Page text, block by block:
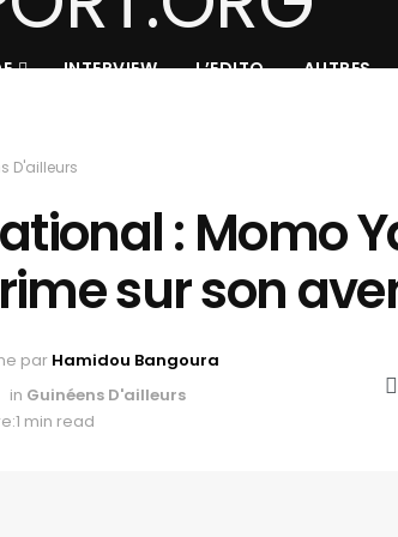
INTERVIEW L’EDITO AUTRES
D'ailleurs
: Momo
sur son
par Hamidou Bangoura
in Guinéens D'ailleurs
min read